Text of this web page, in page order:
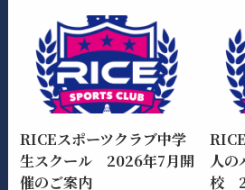
RICEスポーツクラブ中学
生スクール 2026年7月開
催のご案内
人の
校